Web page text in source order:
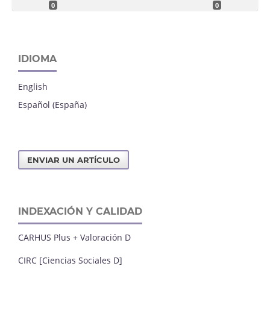
0 0
IDIOMA
English
Español (España)
ENVIAR UN ARTÍCULO
INDEXACIÓN Y CALIDAD
CARHUS Plus + Valoración D
CIRC [Ciencias Sociales D]